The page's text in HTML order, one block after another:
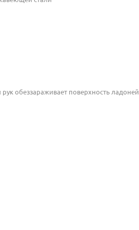
обеззараживает поверхность ладоней